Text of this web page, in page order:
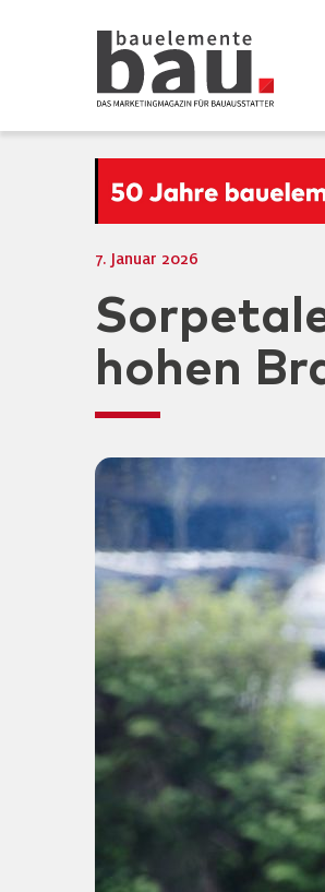
7. Januar 2026
hohen